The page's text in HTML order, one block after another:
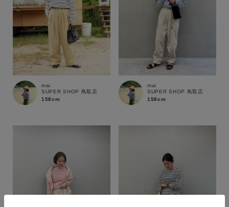
mai
SUPER SHOP 鳥取店
158cm
mai
SUPER SHOP 鳥取店
158cm